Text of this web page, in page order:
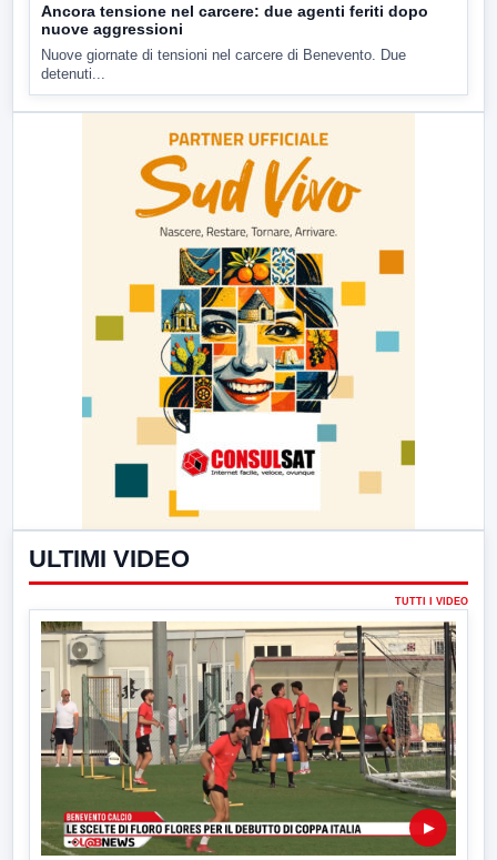
Ancora tensione nel carcere: due agenti feriti dopo
nuove aggressioni
Nuove giornate di tensioni nel carcere di Benevento. Due
detenuti...
ULTIMI VIDEO
TUTTI I VIDEO
▶